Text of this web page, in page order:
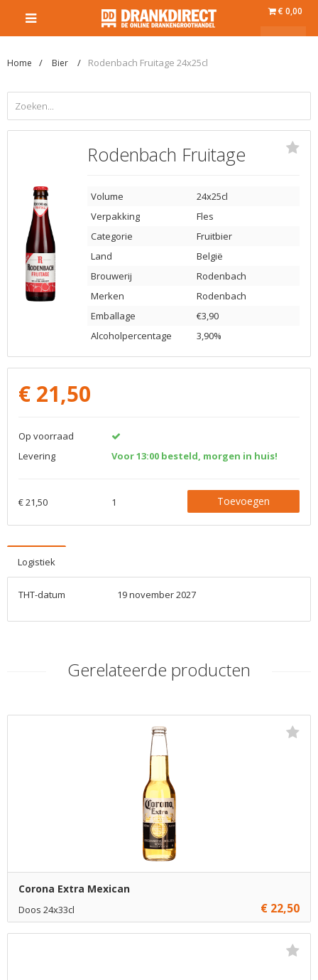
€ 0,00
Home Bier Rodenbach Fruitage 24x25cl
Rodenbach Fruitage
Volume
24x25cl
Verpakking
Fles
Categorie
Fruitbier
Land
België
Brouwerij
Rodenbach
Merken
Rodenbach
Emballage
€3,90
Alcoholpercentage
3,90%
€ 21,50
Op voorraad
Levering
Voor 13:00 besteld, morgen in huis!
€ 21,50 1 Toevoegen
Logistiek
THT-datum 19 november 2027
Gerelateerde producten
Corona Extra Mexican
Doos 24x33cl € 22,50